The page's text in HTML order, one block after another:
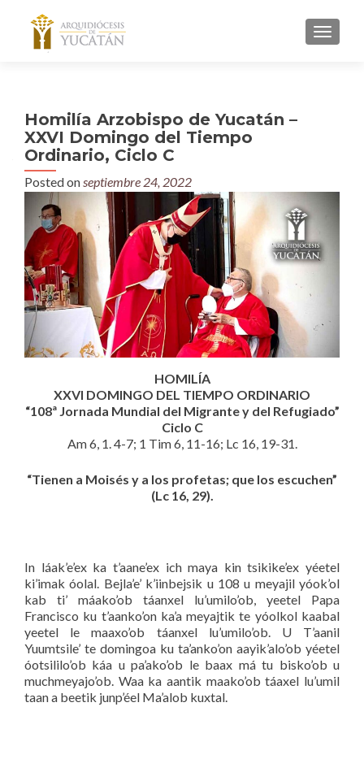
MENU
Homilía Arzobispo de Yucatán –
XXVI Domingo del Tiempo
Ordinario, Ciclo C
Posted onseptiembre 24, 2022
HOMILÍA
XXVI DOMINGO DEL TIEMPO ORDINARIO
“108ª Jornada Mundial del Migrante y del Refugiado”
Ciclo C
Am 6, 1. 4-7; 1 Tim 6, 11-16; Lc 16, 19-31.
“Tienen a Moisés y a los profetas; que los escuchen”
(Lc 16, 29).
In láak’e’ex ka t’aane’ex ich maya kin tsikike’ex yéetel
ki’imak óolal. Bejla’e’ k’iinbejsik u 108 u meyajil yóok’ol
kab ti’ máako’ob táanxel lu’umilo’ob, yeetel Papa
Francisco ku t’aanko’on ka’a meyajtik te yóolkol kaabal
yeetel le maaxo’ob táanxel lu’umilo’ob. U T’aanil
Yuumtsile’ te domingoa ku ta’anko’on aayik’alo’ob yéetel
óotsililo’ob káa u pa’ako’ob le baax má tu bisko’ob u
muchmeyajo’ob. Waa ka aantik maako’ob táaxel lu’umil
taan a beetik junp’éel Ma’alob kuxtal.